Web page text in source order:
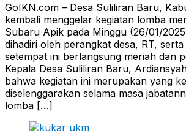
GoIKN.com – Desa Suliliran Baru,
kembali menggelar kegiatan lomba
Subaru Apik pada Minggu (26/01/
dihadiri oleh perangkat desa, RT,
setempat ini berlangsung meriah dan
Kepala Desa Suliliran Baru,
bahwa kegiatan ini merupakan yang
diselenggarakan selama masa
lomba […]